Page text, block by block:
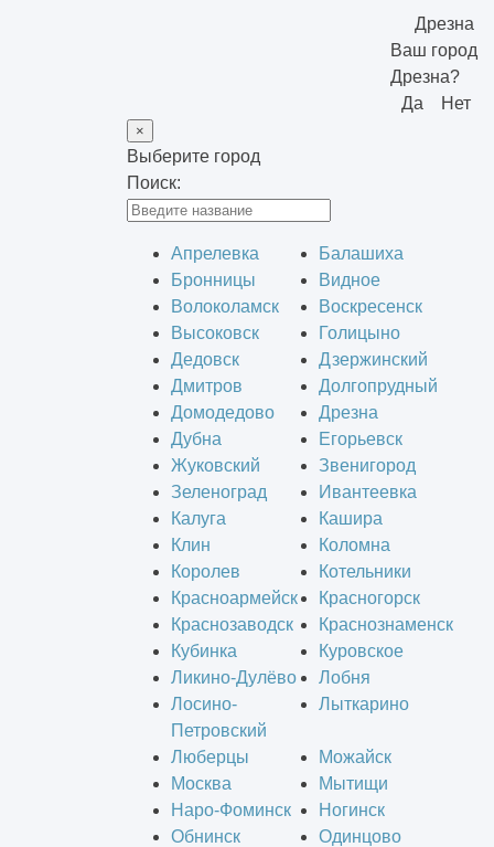
Дрезна
Ваш город
Дрезна?
Да
Нет
×
Выберите город
Поиск:
Апрелевка
Балашиха
Бронницы
Видное
Волоколамск
Воскресенск
Высоковск
Голицыно
Дедовск
Дзержинский
Дмитров
Долгопрудный
Домодедово
Дрезна
Дубна
Егорьевск
Жуковский
Звенигород
Зеленоград
Ивантеевка
Калуга
Кашира
Клин
Коломна
Королев
Котельники
Красноармейск
Красногорск
Краснозаводск
Краснознаменск
Кубинка
Куровское
Ликино-Дулёво
Лобня
Лосино-
Петровский
Лыткарино
Люберцы
Можайск
Москва
Мытищи
Наро-Фоминск
Ногинск
Обнинск
Одинцово